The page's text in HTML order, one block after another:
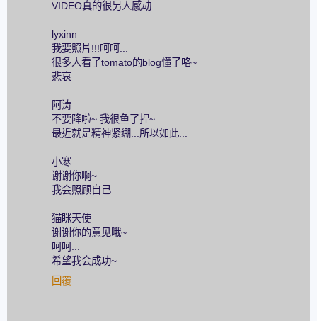
VIDEO真的很另人感动
lyxinn
我要照片!!!呵呵...
很多人看了tomato的blog懂了咯~
悲哀
阿涛
不要降啦~ 我很鱼了捏~
最近就是精神紧绷...所以如此...
小寒
谢谢你啊~
我会照顾自己...
猫眯天使
谢谢你的意见哦~
呵呵...
希望我会成功~
回覆